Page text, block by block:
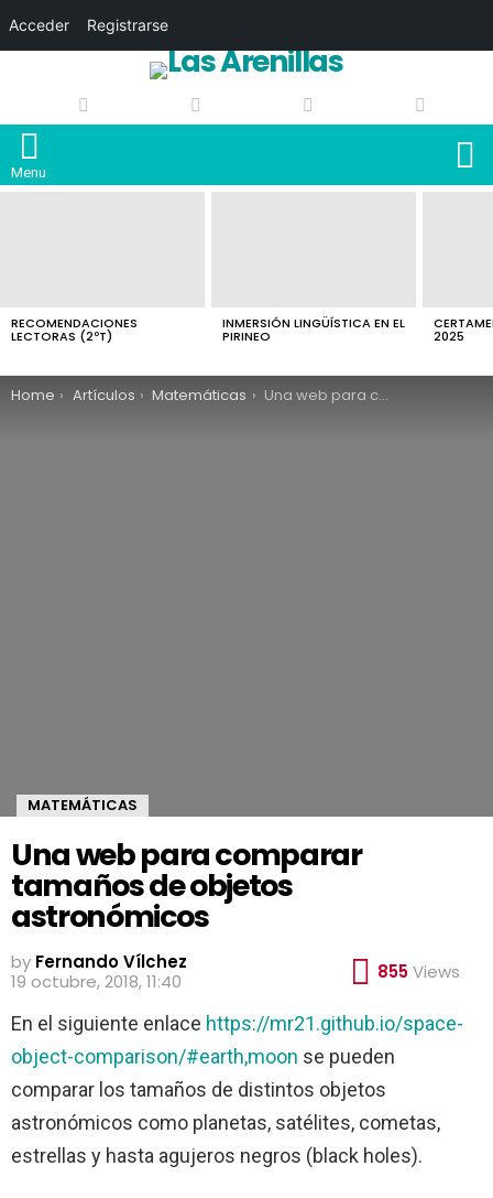
Menu
RECOMENDACIONES
LECTORAS (2ºT)
INMERSIÓN LINGÜÍSTICA EN EL
PIRINEO 2025
You are here:
Home Artículos Matemáticas Una web para comparar tamaños de objetos astronómicos
MATEMÁTICAS
Una web para comparar
tamaños de objetos
astronómicos
by Fernando Vílchez
19 octubre, 2018, 11:40
855Views
En el siguiente enlace https://mr21.github.io/space-
object-comparison/#earth,moon se pueden
comparar los tamaños de distintos objetos
astronómicos como planetas, satélites, cometas,
estrellas y hasta agujeros negros (black holes).
Acceder Registrarse